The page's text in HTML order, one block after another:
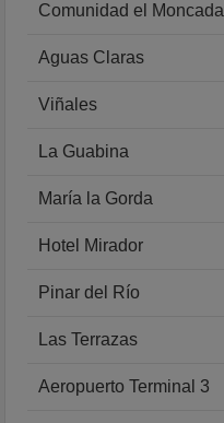
Comunidad el Moncada
Aguas Claras
Viñales
La Guabina
María la Gorda
Hotel Mirador
Pinar del Río
Las Terrazas
Aeropuerto Terminal 3